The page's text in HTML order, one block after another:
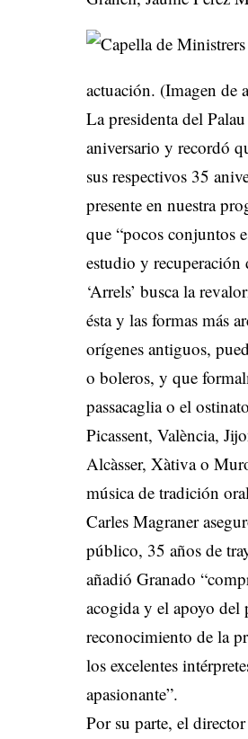
actuación. (Imagen de
La presidenta del
aniversario y recordó
sus respectivos 35
presente en nuestra
que “pocos conjuntos
estudio y
‘Arrels’ busca la
ésta y las formas más
orígenes antiguos,
o boleros, y que
passacaglia o el
Picassent, València,
Alcàsser, Xàtiva o
música de tradición
Carles Magraner
público, 35 años de
añadió Granado
acogida y el apoyo
reconocimiento de la
los excelentes
apasionante”.
Por su parte, el